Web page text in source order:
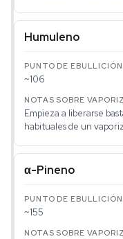
Humuleno
~106
Empieza a liberarse
habituales de un
α-Pineno
~155